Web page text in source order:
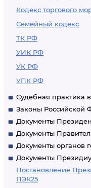
Кодекс торгового
Семейный кодекс
ТК РФ
УИК РФ
УК РФ
УПК РФ
Судебная практика
Законы Российской
Документы
Документы
Документы органов
Документы
Постановление
ПЭК25